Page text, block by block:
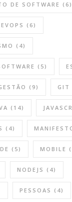
DE SOFTWARE (6)
(6)
(4)
(5)
(9) GIT
(14)
(4)
(5) MOBILE
NODEJS (4)
PESSOAS (4)